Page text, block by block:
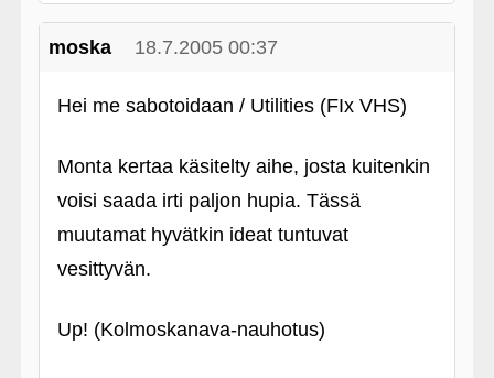
moska 18.7.2005 00:37
Hei me sabotoidaan / Utilities (FIx VHS)
Monta kertaa käsitelty aihe, josta kuitenkin
voisi saada irti paljon hupia. Tässä
muutamat hyvätkin ideat tuntuvat
vesittyvän.
Up! (Kolmoskanava-nauhotus)